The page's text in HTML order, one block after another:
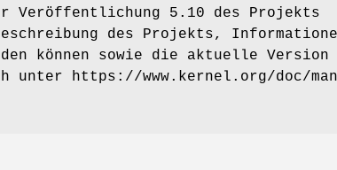
Veröffentlichung 5.10 des Projekts
des Projekts,
können sowie die aktuelle Version
unter https://www.kernel.org/doc/